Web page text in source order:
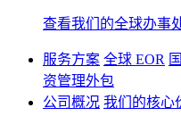
查看我们的全球办事
服务方案 全球 EOR
资管理外包
公司概况 我们的核心